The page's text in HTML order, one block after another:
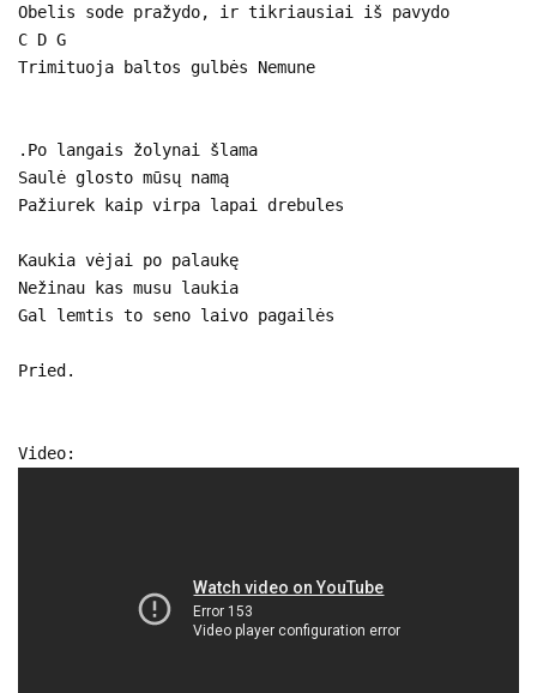
Obelis sode pražydo, ir tikriausiai iš pavydo
C D G
Trimituoja baltos gulbės Nemune
.Po langais žolynai šlama
Saulė glosto mūsų namą
Pažiurek kaip virpa lapai drebules
Kaukia vėjai po palaukę
Nežinau kas musu laukia
Gal lemtis to seno laivo pagailės
Pried.
Video: